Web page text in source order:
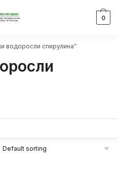
0
водоросли спирулина”